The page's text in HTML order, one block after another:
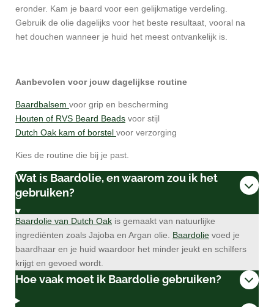
eronder. Kam je baard voor een gelijkmatige verdeling.
Gebruik de olie dagelijks voor het beste resultaat, vooral na
het douchen wanneer je huid het meest ontvankelijk is.
Aanbevolen voor jouw dagelijkse routine
Baardbalsem voor grip en bescherming
Houten of RVS Beard Beads voor stijl
Dutch Oak kam of borstel voor verzorging
Kies de routine die bij je past.
Wat is Baardolie, en waarom zou ik het
gebruiken?
Baardolie van Dutch Oak is gemaakt van natuurlijke
ingrediënten zoals Jajoba en Argan olie. Baardolie voed je
baardhaar en je huid waardoor het minder jeukt en schilfers
krijgt en gevoed wordt.
Hoe vaak moet ik Baardolie gebruiken?